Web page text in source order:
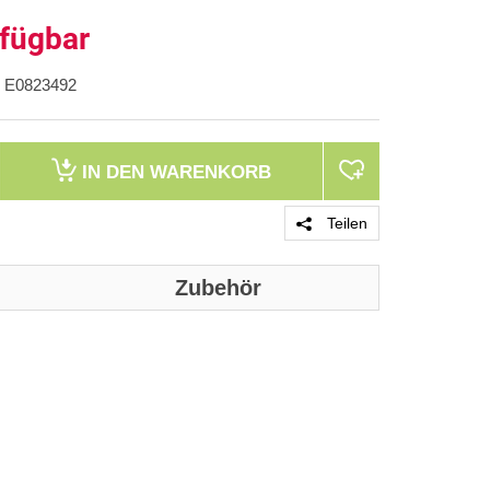
E0823492
IN DEN WARENKORB
Teilen
Zubehör